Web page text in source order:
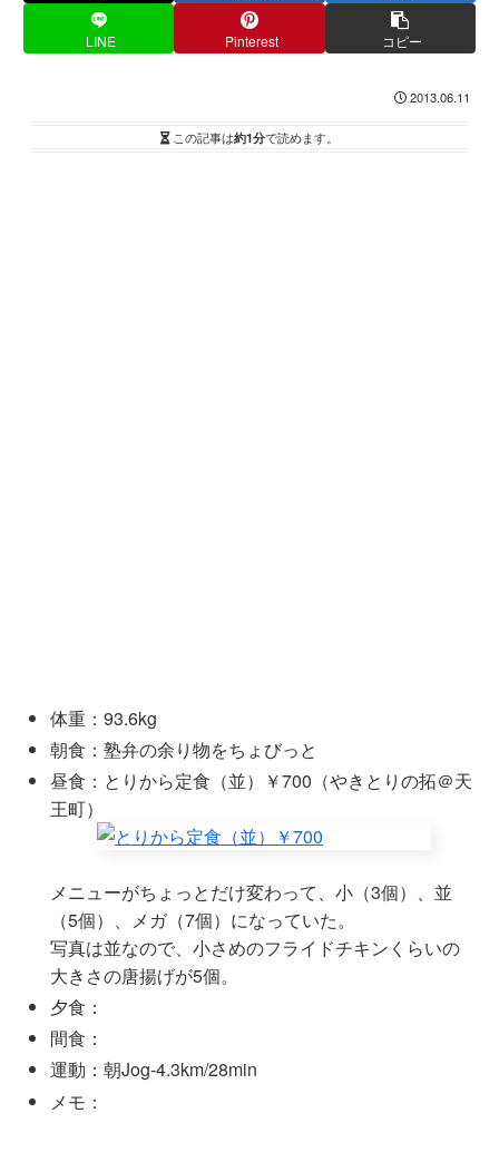
LINE Pinterest コピー
2013.06.11
この記事は約1分で読めます。
体重：93.6kg
朝食：塾弁の余り物をちょびっと
昼食：とりから定食（並）￥700（やきとりの拓＠天
王町）
メニューがちょっとだけ変わって、小（3個）、並
（5個）、メガ（7個）になっていた。
写真は並なので、小さめのフライドチキンくらいの
大きさの唐揚げが5個。
夕食：
間食：
運動：朝Jog-4.3km/28min
メモ：